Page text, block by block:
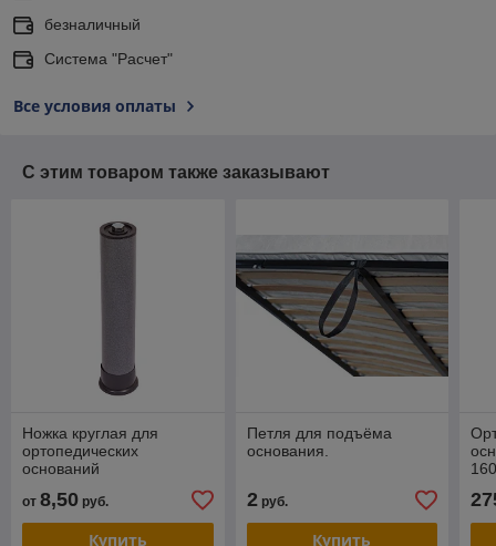
безналичный
Система "Расчет"
Все условия оплаты
С этим товаром также заказывают
Ножка круглая для
ортопедических
оснований
от 8,50 руб.
Купить
Петля для подъёма
основания.
2руб.
Купить